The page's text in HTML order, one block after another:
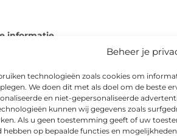
Beheer je
technologieën zoals cookies om
We doen dit met als doel om de beste
en niet-gepersonaliseerde
kunnen wij gegevens zoals
Als u geen toestemming geeft of uw
hebben op bepaalde functies en
informatie
voor heldere communicatie naar
avonds goed afleesbaar.